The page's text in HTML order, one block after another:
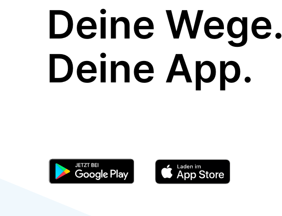
Deine Wege.
Deine App.